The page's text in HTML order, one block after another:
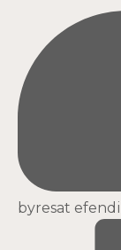
byresat efendi